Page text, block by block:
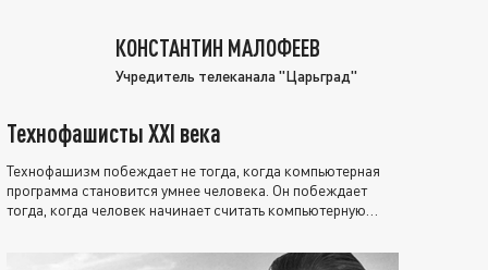
КОНСТАНТИН МАЛОФЕЕВ
Учредитель телеканала "Царьград"
Технофашисты XXI века
Технофашизм побеждает не тогда, когда компьютерная
программа становится умнее человека. Он побеждает
тогда, когда человек начинает считать компьютерную